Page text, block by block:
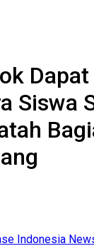
Dapat
Siswa
Indonesia